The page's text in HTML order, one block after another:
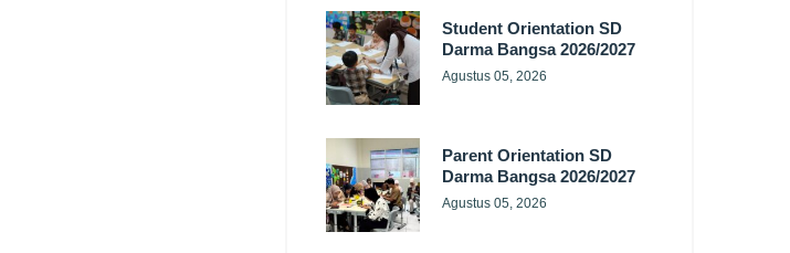
Student Orientation SD
Darma Bangsa 2026/2027
Agustus 05, 2026
Parent Orientation SD
Darma Bangsa 2026/2027
Agustus 05, 2026